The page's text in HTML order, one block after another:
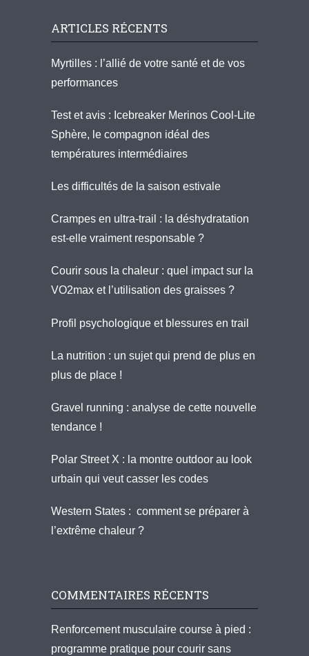
ARTICLES RÉCENTS
Myrtilles : l’allié de votre santé et de vos
performances
Test et avis : Icebreaker Merinos Cool-Lite
Sphère, le compagnon idéal des
températures intermédiaires
Les difficultés de la saison estivale
Crampes en ultra-trail : la déshydratation
est-elle vraiment responsable ?
Courir sous la chaleur : quel impact sur la
VO2max et l’utilisation des graisses ?
Profil psychologique et blessures en trail
La nutrition : un sujet qui prend de plus en
plus de place !
Gravel running : analyse de cette nouvelle
tendance !
Polar Street X : la montre outdoor au look
urbain qui veut casser les codes
Western States : comment se préparer à
l’extrême chaleur ?
COMMENTAIRES RÉCENTS
Renforcement musculaire course à pied :
programme pratique pour courir sans